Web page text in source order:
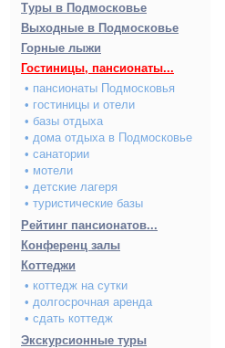
Туры в Подмосковье
Выходные в Подмосковье
Горные лыжи
Гостиницы, пансионаты...
• пансионаты Подмосковья
• гостиницы и отели
• базы отдыха
• дома отдыха в Подмосковье
• санатории
• мотели
• детские лагеря
• туристические базы
Рейтинг пансионатов...
Конференц залы
Коттеджи
• коттедж на сутки
• долгосрочная аренда
• сдать коттедж
Экскурсионные туры